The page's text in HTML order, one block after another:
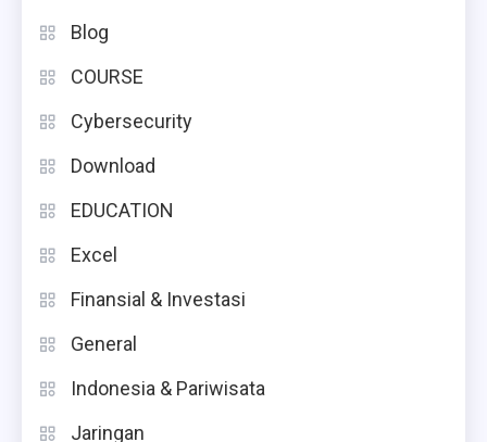
Blog
COURSE
Cybersecurity
Download
EDUCATION
Excel
Finansial & Investasi
General
Indonesia & Pariwisata
Jaringan